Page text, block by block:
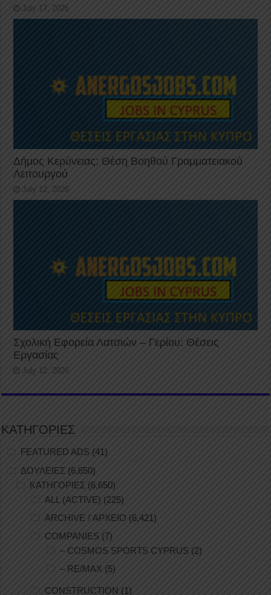
July 17, 2026
Δήμος Κερύνειας: Θέση Βοηθού Γραμματειακού
Λειτουργού
July 12, 2026
Σχολική Εφορεία Λατσιών – Γερίου: Θέσεις
Εργασίας
July 12, 2026
ΚΑΤΗΓΟΡΙΕΣ
FEATURED ADS (41)
ΔΟΥΛΕΙΕΣ (6,650)
ΚΑΤΗΓΟΡΙΕΣ (6,650)
ALL (ACTIVE) (225)
ARCHIVE / ΑΡΧΕΙΟ (6,421)
COMPANIES (7)
– COSMOS SPORTS CYPRUS (2)
– RE/MAX (5)
CONSTRUCTION (1)